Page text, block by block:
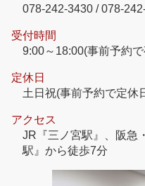
078-242-3430 / 078-
受付時間
9:00～18:00(事前予約
定休日
土日祝(事前予約で定休
アクセス
JR『三ノ宮駅』、阪急
駅』から徒歩7分